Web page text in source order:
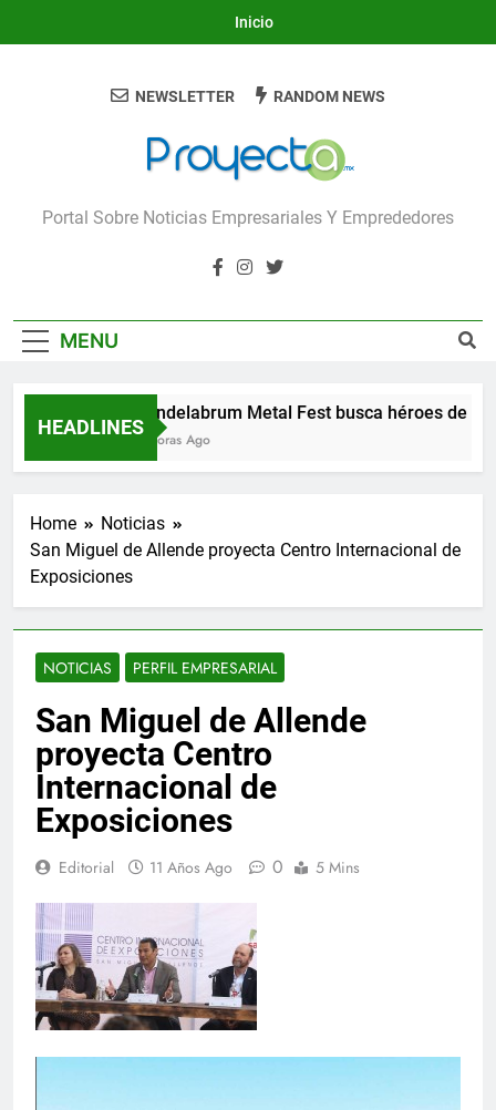
Inicio
Proyecta
Portal Sobre Noticias Empresariales Y Emprededores
NEWSLETTER RANDOM NEWS
MENU
HEADLINES
Candelabrum Metal Fest busca héroes de León
8 Horas Ago
Home
Noticias
San Miguel de Allende proyecta Centro Internacional de
Exposiciones
NOTICIAS PERFIL EMPRESARIAL
San Miguel de Allende
proyecta Centro
Internacional de
Exposiciones
Editorial 11 Años Ago 0 5 Mins